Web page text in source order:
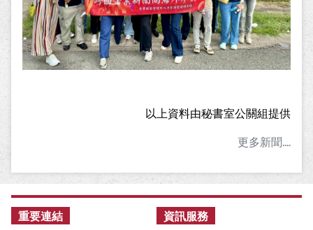
以上資料由秘書室公關組提供
更多新聞....
重要連結
資訊服務